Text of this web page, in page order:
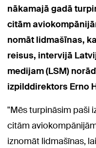
nākamajā gadā
citām
nomāt lidmašīnas,
reisus, intervijā
medijam (LSM)
izpilddirektors Erno
"Mēs turpināsim paši
citām
iznomāt lidmašīnas,